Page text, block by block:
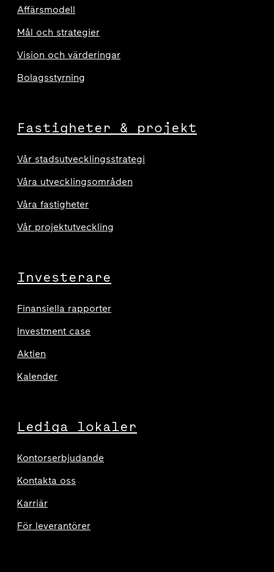
Affärsmodell
Mål och strategier
Vision och värderingar
Bolagsstyrning
Fastigheter & projekt
Vår stadsutvecklingsstrategi
Våra utvecklingsområden
Våra fastigheter
Vår projektutveckling
Investerare
Finansiella rapporter
Investment case
Aktien
Kalender
Lediga lokaler
Kontorserbjudande
Kontakta oss
Karriär
För leverantörer